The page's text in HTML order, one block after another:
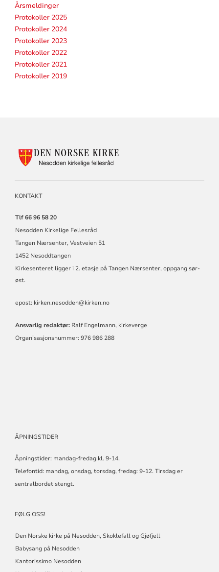
Årsmeldinger
Protokoller 2025
Protokoller 2024
Protokoller 2023
Protokoller 2022
Protokoller 2021
Protokoller 2019
KONTAKT
Tlf 66 96 58 20
Nesodden Kirkelige Fellesråd
Tangen Nærsenter, Vestveien 51
1452 Nesoddtangen
Kirkesenteret ligger i 2. etasje på Tangen Nærsenter, oppgang sør-
øst.
epost: kirken.nesodden@kirken.no
Ansvarlig redaktør: Ralf Engelmann, kirkeverge
Organisasjonsnummer: 976 986 288
ÅPNINGSTIDER
Åpningstider: mandag-fredag kl. 9-14.
Telefontid: mandag, onsdag, torsdag, fredag: 9-12. Tirsdag er
sentralbordet stengt.
FØLG OSS!
Den Norske kirke på Nesodden, Skoklefall og Gjøfjell
Babysang på Nesodden
Kantorissimo Nesodden